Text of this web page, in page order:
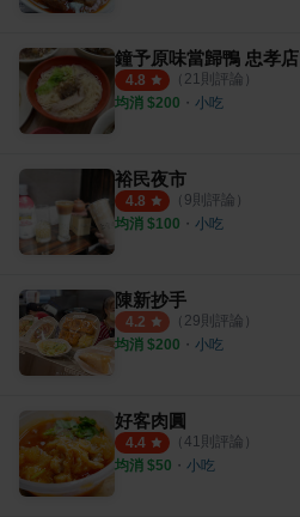
鐘予原味當歸鴨 忠孝店
4.8 （ 21則評論）
均消 $200 ・ 小吃
裕民夜市
4.8 （ 9則評論）
均消 $100 ・ 小吃
陳新抄手
4.2 （ 29則評論）
均消 $200 ・ 小吃
好客肉圓
4.4 （ 41則評論）
均消 $50 ・ 小吃